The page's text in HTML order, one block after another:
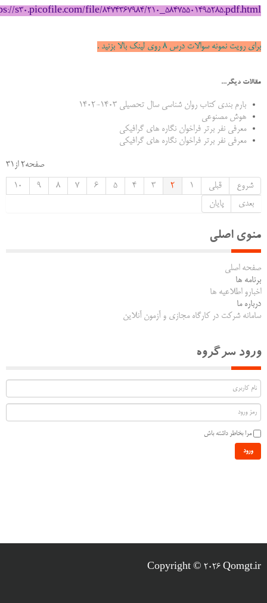
s30.picofile.com/file/8474367984/210_58475501495285.pdf.html
برای رویت نمونه سوالات درس 8 روی لینک بالا بزنید .
مقالات دیگر...
بارم بندی کتاب روان شناسی سال تحصیلی 1403-1402
هوش مصنوعی
معرفی نفر برتر فراخوان نگاره های گرافیکی
معرفی نفر برتر فراخوان نگاره های گرافیکی
صفحه2 از31
شروع
قبلی 1
2
3
4
5
6
7
8
9
10
بعدی
پایان
منوی اصلی
صفحه اصلی
برنامه ها
اخبارو اطلاعیه ها
درباره ما
سامانه شرکت در کارگاه مجازی و آزمون آنلاین
ورود سرگروه
مرا بخاطر داشته باش
ورود
Copyright © 2026 Qomgt.ir